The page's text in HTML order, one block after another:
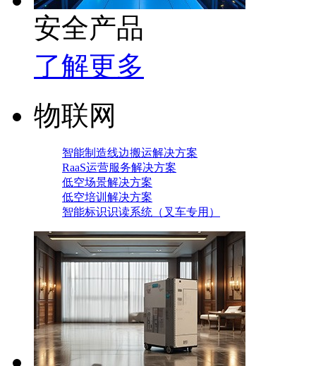
安全产品
了解更多
物联网
智能制造线边搬运解决方案
RaaS运营服务解决方案
低空场景解决方案
低空培训解决方案
智能标识识读系统（叉车专用）